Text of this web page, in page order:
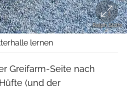
Ralph Stöhr
lernen
Greifarm-Seite nach
(und der